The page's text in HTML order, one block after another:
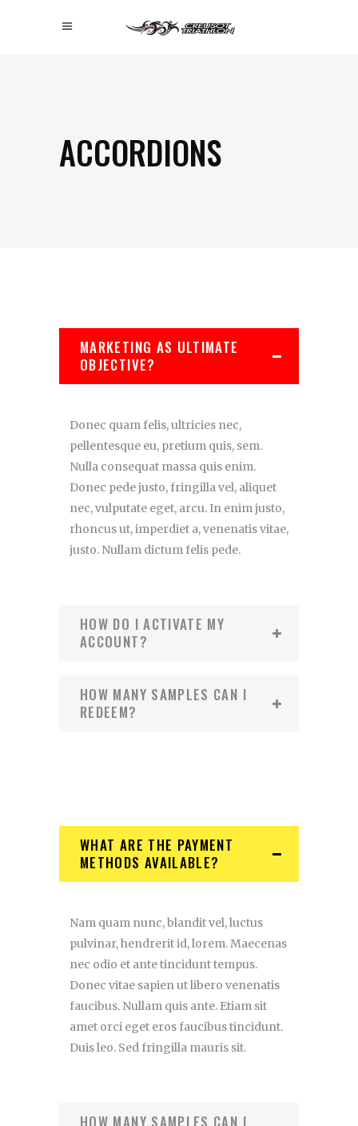
ACCORDIONS
MARKETING AS ULTIMATE
OBJECTIVE?
Donec quam felis, ultricies nec,
pellentesque eu, pretium quis, sem.
Nulla consequat massa quis enim.
Donec pede justo, fringilla vel, aliquet
nec, vulputate eget, arcu. In enim justo,
rhoncus ut, imperdiet a, venenatis vitae,
justo. Nullam dictum felis pede.
HOW DO I ACTIVATE MY
ACCOUNT?
HOW MANY SAMPLES CAN I
REDEEM?
WHAT ARE THE PAYMENT
METHODS AVAILABLE?
Nam quam nunc, blandit vel, luctus
pulvinar, hendrerit id, lorem. Maecenas
nec odio et ante tincidunt tempus.
Donec vitae sapien ut libero venenatis
faucibus. Nullam quis ante. Etiam sit
amet orci eget eros faucibus tincidunt.
Duis leo. Sed fringilla mauris sit.
HOW MANY SAMPLES CAN I